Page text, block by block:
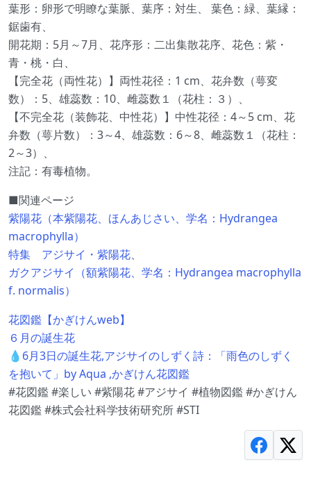
葉形：卵形で明瞭な葉脈、葉序：対生、 葉色：緑、葉縁：
鋸歯有、
開花期：5月～7月、花序形：二出集散花序、花色：紫・
青・桃・白、
【完全花（両性花）】両性花径：1 cm、花弁数（萼変
数）：5、雄蕊数：10、雌蕊数１（花柱：３）、
【不完全花（装飾花、中性花）】中性花径：4～5 cm、花
弁数（萼片数）：3～4、雄蕊数：6～8、雌蕊数１（花柱：
2～3）、
注記：有毒植物。
■関連ページ
紫陽花（本紫陽花、ほんあじさい、学名：Hydrangea
macrophylla）
特集 アジサイ・紫陽花、
ガクアジサイ（額紫陽花、学名：Hydrangea macrophylla
f. normalis）
花図鑑【かぎけんweb】
６月の誕生花
💧6月3日の誕生花,アジサイのしずく詩：「雨色のしずく
を抱いて」by Aqua ,かぎけん花図鑑
#花図鑑 #楽しい #紫陽花 #アジサイ #植物図鑑 #かぎけん
花図鑑 #株式会社科学技術研究所 #STI